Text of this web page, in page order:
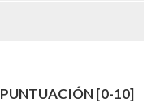
PUNTUACIÓN [0-10]